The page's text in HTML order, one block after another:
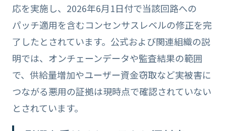
応を実施し、2026年6月1日付で当該回路への
パッチ適用を含むコンセンサスレベルの修正を完
了したとされています。公式および関連組織の説
明では、オンチェーンデータや監査結果の範囲
で、供給量増加やユーザー資金窃取など実被害に
つながる悪用の証拠は現時点で確認されていない
とされています。